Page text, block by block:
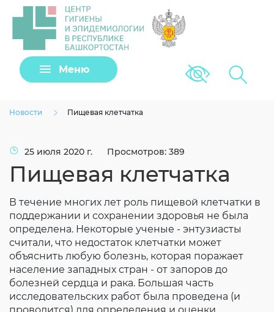
Меню Версия для
Новости Пищевая клетчатка
25 июля 2020 г. Просмотров: 389
Пищевая клетчатка
В течение многих лет роль пищевой клетчатки в
поддержании и сохранении здоровья не была
определена. Некоторые ученые - энтузиасты
считали, что недостаток клетчатки может
объяснить любую болезнь, которая поражает
население западных стран - от запоров до
болезней сердца и рака. Большая часть
исследовательских работ была проведена (и
Задать вопрос
Клещи
Загрузить файл
Согласие на обработку личных данных
Введите слово с картинки*: